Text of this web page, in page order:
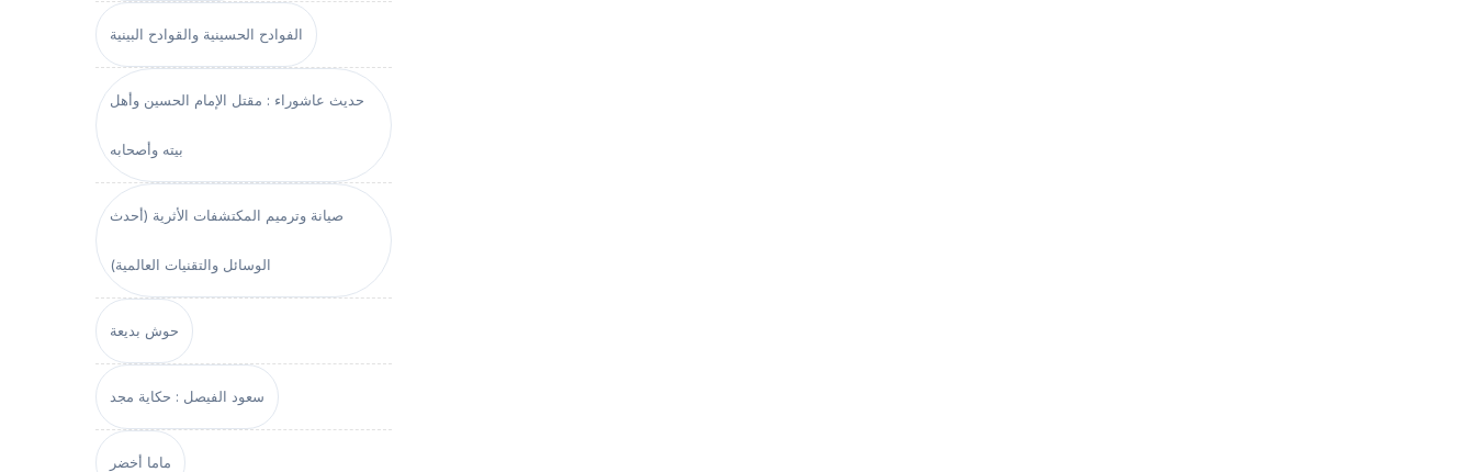
الفوادح الحسينية والقوادح البينية
حديث عاشوراء : مقتل الإمام الحسين وأهل
بيته وأصحابه
صيانة وترميم المكتشفات الأثرية (أحدث
الوسائل والتقنيات العالمية)
حوش بديعة
سعود الفيصل : حكاية مجد
ماما أخضر